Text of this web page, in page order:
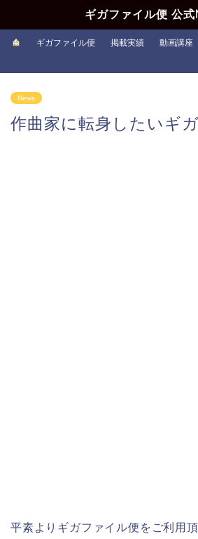
ギガファイル便 公式
ギガファイル便 掲載実績 動画講座
News
作曲家に転身したいギ
平素よりギガファイル便をご利用